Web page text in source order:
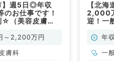
】週5日◎年収
お仕事です！
☆（美容皮膚
～2,200万円
膚科
【北
2,000
迎！一
年
一